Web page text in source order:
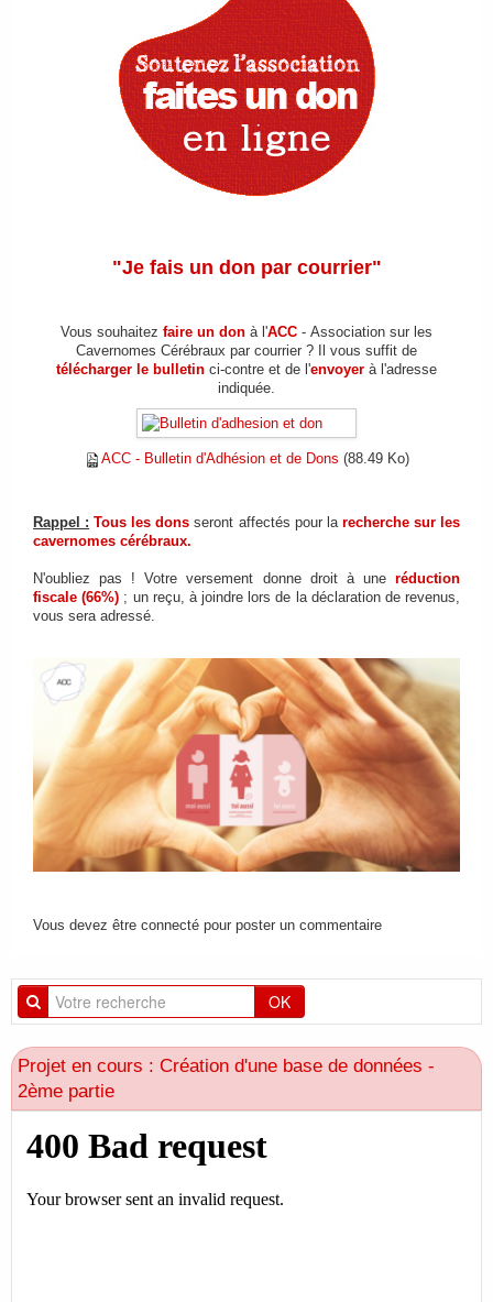
"Je fais un don par courrier"
Vous souhaitez faire un don à l'ACC - Association sur les
Cavernomes Cérébraux par courrier ? Il vous suffit de
télécharger le bulletin ci-contre et de l'envoyer à l'adresse
indiquée.
ACC - Bulletin d'Adhésion et de Dons (88.49 Ko)
Rappel : Tous les dons seront affectés pour larecherche sur les
cavernomes cérébraux.
N'oubliez pas ! Votre versement donne droit à une réduction
fiscale (66%) ; un reçu, à joindre lors de la déclaration de revenus,
vous sera adressé.
Vous devez être connecté pour poster un commentaire
OK
Projet en cours : Création d'une base de données -
2ème partie